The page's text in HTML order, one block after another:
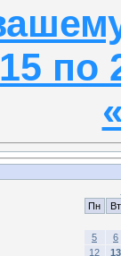
по
Пн
Вт
5
6
12
13